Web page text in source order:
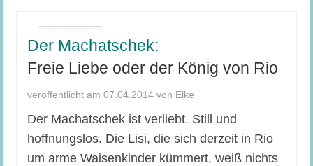
Der Machatschek:
Freie Liebe oder der König von Rio
veröffentlicht am 07.04.2014 von Elke
Der Machatschek ist verliebt. Still und
hoffnungslos. Die Lisi, die sich derzeit in Rio
um arme Waisenkinder kümmert, weiß nichts